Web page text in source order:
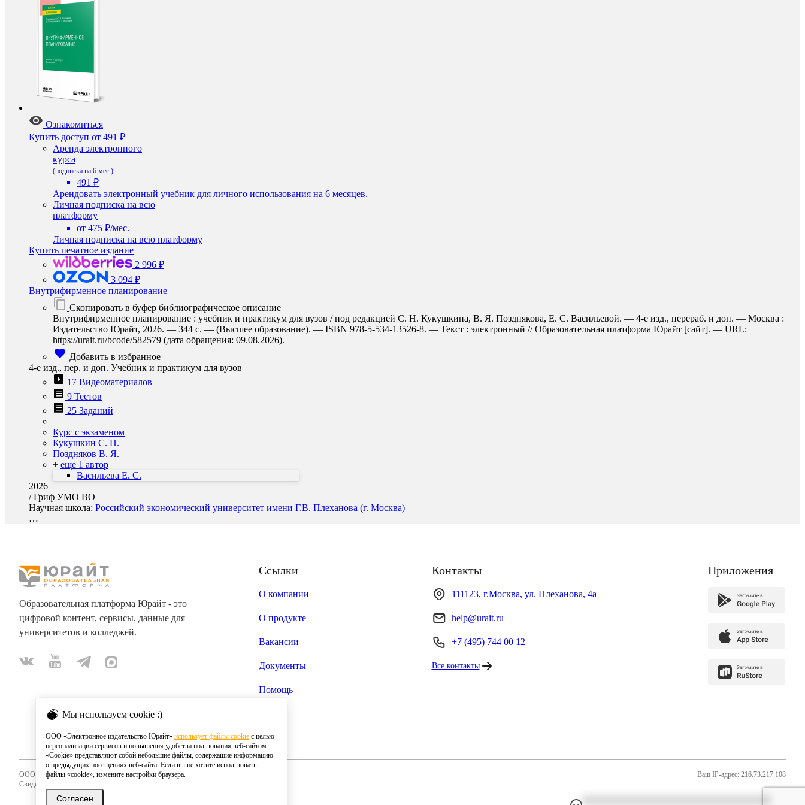
Ознакомиться
Купить доступ от 491 ₽
Аренда электронного
курса
(подписка на 6 мес.)
491 ₽
Арендовать электронный учебник для личного использования на 6 месяцев.
Личная подписка на всю
платформу
от 475 ₽/мес.
Личная подписка на всю платформу
Купить печатное издание
2 996 ₽
3 094 ₽
Внутрифирменное планирование
Скопировать в буфер библиографическое описание
Внутрифирменное планирование : учебник и практикум для вузов / под редакцией С. Н. Кукушкина, В. Я. Позднякова, Е. С. Васильевой. — 4-е изд., перераб. и доп. — Москва :
Издательство Юрайт, 2026. — 344 с. — (Высшее образование). — ISBN 978-5-534-13526-8. — Текст : электронный // Образовательная платформа Юрайт [сайт]. — URL:
https://urait.ru/bcode/582579 (дата обращения: 09.08.2026).
Добавить в избранное
4-е изд., пер. и доп. Учебник и практикум для вузов
17 Видеоматериалов
9 Тестов
25 Заданий
Курс с экзаменом
Кукушкин С. Н.
Поздняков В. Я.
+ еще 1 автор
Васильева Е. С.
2026
/Гриф УМО ВО
Научная школа: Российский экономический университет имени Г.В. Плеханова (г. Москва)
…
Мы используем cookie :)
ООО «Электронное издательство Юрайт» использует файлы cookie с целью
персонализации сервисов и повышения удобства пользования веб-сайтом.
«Cookie» представляют собой небольшие файлы, содержащие информацию
о предыдущих посещениях веб-сайта. Если вы не хотите использовать
файлы «cookie», измените настройки браузера.
Согласен
Образовательная платформа Юрайт - это
цифровой контент, сервисы, данные для
университетов и колледжей.
Ссылки
О компании
О продукте
Вакансии
Документы
Помощь
Контакты
111123, г.Москва, ул. Плеханова, 4а
help@urait.ru
+7 (495) 744 00 12
Все контакты
Приложения
ООО «Электронное издательство Юрайт»
Свидетельство о регистрации СМИ 2020
Ваш IP-адрес: 216.73.217.108